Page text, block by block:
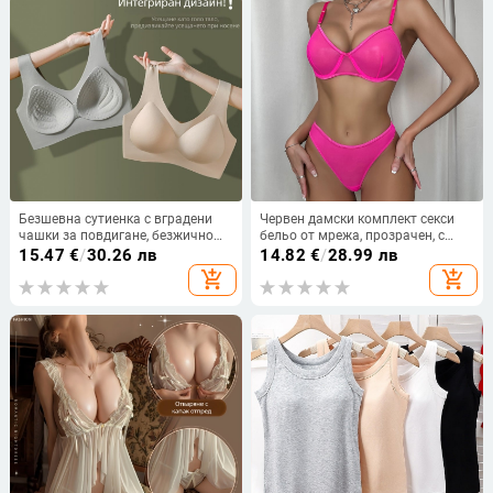
Безшевна сутиенка с вградени
чашки за повдигане, безжично
прилепване и оформяне на
страничните гърди, тънка и
дишаща
15.47 €/30.26 лв
add_shopping_cart
Червен дамски комплект секси
бельо от мрежа, прозрачен, с
банели, 2 части
14.82 €/28.99 лв
add_shopping_cart